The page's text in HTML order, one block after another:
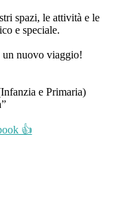
spazi, le attività e le
e speciale.
un nuovo viaggio!
e Primaria)
👍